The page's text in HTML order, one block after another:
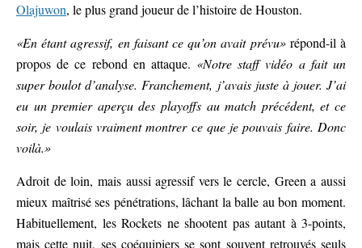
Olajuwon, le plus grand joueur de l’histoire de Houston.
«En étant agressif, en faisant ce qu’on avait prévu»répond-il à
propos de ce rebond en attaque. «Notre staff vidéo a fait un
super boulot d’analyse. Franchement, j’avais juste à jouer. J’ai
eu un premier aperçu des playoffs au match précédent, et ce
soir, je voulais vraiment montrer ce que je pouvais faire. Donc
voilà.»
Adroit de loin, mais aussi agressif vers le cercle, Green a aussi
mieux maîtrisé ses pénétrations, lâchant la balle au bon moment.
Habituellement, les Rockets ne shootent pas autant à 3-points,
mais cette nuit, ses coéquipiers se sont souvent retrouvés seuls